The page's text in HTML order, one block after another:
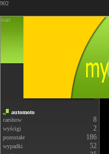
902
start
automoto
carshow
8
wyścigi 2
pozostałe 186
wypadki 52